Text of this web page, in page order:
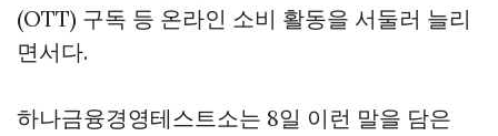
(OTT) 구독 등 온라인 소비 활동을 서둘러 늘리
면서다.
하나금융경영테스트소는 8일 이런 말을 담은